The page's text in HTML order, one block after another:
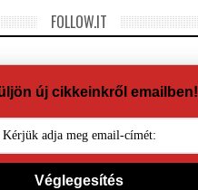
FOLLOW.IT
új cikkeinkről emailben!
Véglegesítés